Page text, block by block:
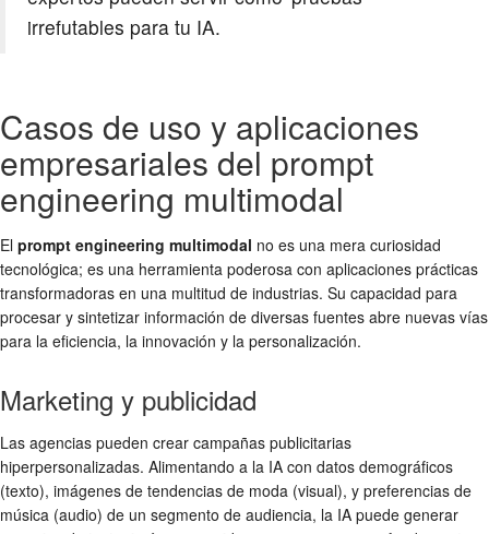
irrefutables para tu IA.
Casos de uso y aplicaciones
empresariales del prompt
engineering multimodal
El prompt engineering multimodal no es una mera curiosidad
tecnológica; es una herramienta poderosa con aplicaciones prácticas
transformadoras en una multitud de industrias. Su capacidad para
procesar y sintetizar información de diversas fuentes abre nuevas vías
para la eficiencia, la innovación y la personalización.
Marketing y publicidad
Las agencias pueden crear campañas publicitarias
hiperpersonalizadas. Alimentando a la IA con datos demográficos
(texto), imágenes de tendencias de moda (visual), y preferencias de
música (audio) de un segmento de audiencia, la IA puede generar